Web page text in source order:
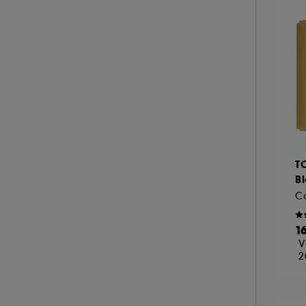
A l'exception des cookies techniques, le
le dépôt de ces cookies grâce au bouton
informations de navigation collectées par
de votre activité en ligne ou en magasin.
de retirer votrte consentement. Si vous